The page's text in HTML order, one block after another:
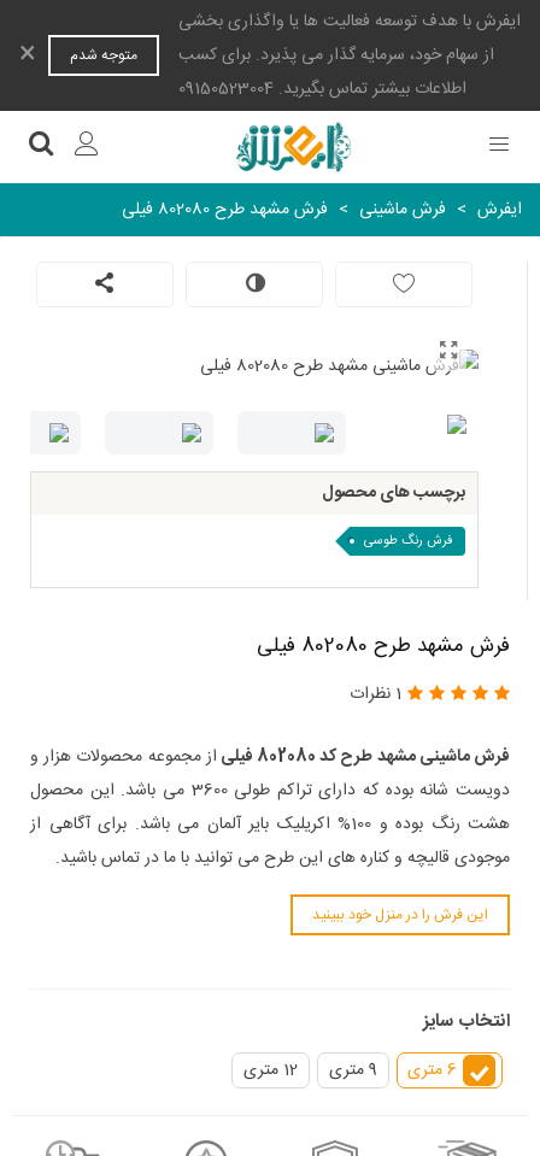
ایفرش با هدف توسعه فعالیت ها یا واگذاری بخشی
از سهام خود، سرمایه گذار می پذیرد. برای کسب
اطلاعات بیشتر تماس بگیرید. 09150523004
متوجه شدم ×
ایفرش > فرش ماشینی > فرش مشهد طرح 802080 فیلی
برچسب های محصول
فرش رنگ طوسی
فرش مشهد طرح 802080 فیلی
1 نظرات
فرش ماشینی مشهد طرح کد 802080 فیلی
از مجموعه محصولات هزار و
دویست شانه بوده که دارای تراکم طولی 3600 می باشد. این محصول
هشت رنگ بوده و 100% اکریلیک بایر آلمان می باشد. برای آگاهی از
موجودی قالیچه و کناره های این طرح می توانید با ما در تماس باشید.
این فرش را در منزل خود ببینید
انتخاب سایز
6 متری 9 متری 12 متری